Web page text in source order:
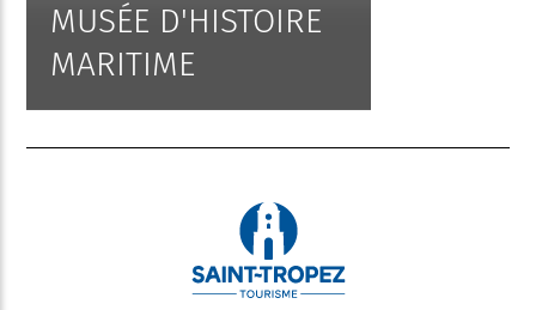
MUSÉE D'HISTOIRE
MARITIME